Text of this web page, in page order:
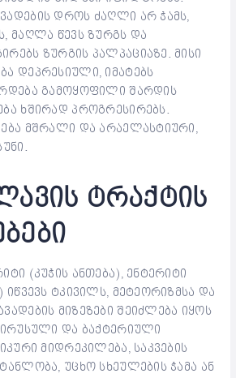
დროს ძაღლი არ ჭამს,
მაღლა წევს ზურგს და
ზურგის პალპაციაზე. მისი
დეპრესიული, იმატებს
გამოყოფილი შარდის
ხშირად პროგრესირებს.
მშრალი და არაელასტიური,
ტრაქტის
(კუჭის ანთება), ენტერიტი
იწვევს ტკივილს, მეტეორიზმსა და
მიზეზები შეიძლება იყოს
და ბაქტერიული
მიდრეკილება, საკვების
უცხო სხეულების ჭამა ან